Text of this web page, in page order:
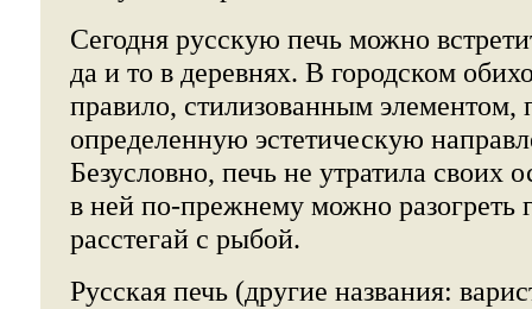
Сегодня русскую печь можно
да и то в деревнях. В городском
правило, стилизованным
определенную эстетическую
Безусловно, печь не утратила своих
в ней по-прежнему можно разогреть
расстегай с рыбой.
Русская печь (другие названия: